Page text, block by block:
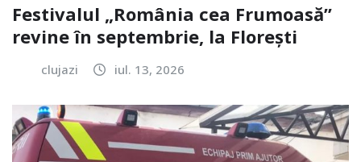
Festivalul „România cea Frumoasă”
revine în septembrie, la Florești
clujazi iul. 13, 2026